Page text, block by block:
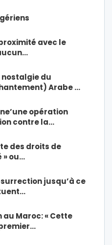
avec le
nostalgie du
Arabe …
opération
contre la…
des droits de
» ou…
jusqu’à ce
Maroc: « Cette